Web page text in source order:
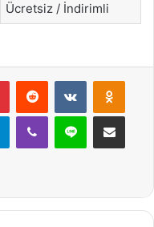
Ücretsiz / İndirimli
PinterestReddit VKontakte
TelegramViber Line E-Posta ile